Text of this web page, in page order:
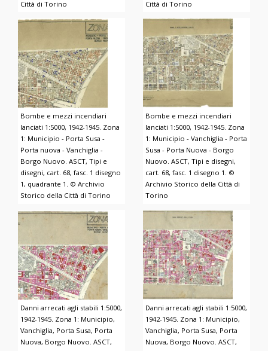
Città di Torino Città di Torino
Bombe e mezzi incendiari
lanciati 1:5000, 1942-1945. Zona
1: Municipio - Porta Susa -
Porta nuova - Vanchiglia -
Borgo Nuovo. ASCT, Tipi e
disegni, cart. 68, fasc. 1 disegno
1, quadrante 1. © Archivio
Storico della Città di Torino
Bombe e mezzi incendiari
lanciati 1:5000, 1942-1945. Zona
1: Municipio - Vanchiglia - Porta
Susa - Porta Nuova - Borgo
Nuovo. ASCT, Tipi e disegni,
cart. 68, fasc. 1 disegno 1. ©
Archivio Storico della Città di
Torino
Danni arrecati agli stabili 1:5000,
1942-1945. Zona 1: Municipio,
Vanchiglia, Porta Susa, Porta
Nuova, Borgo Nuovo. ASCT,
Danni arrecati agli stabili 1:5000,
1942-1945. Zona 1: Municipio,
Vanchiglia, Porta Susa, Porta
Nuova, Borgo Nuovo. ASCT,